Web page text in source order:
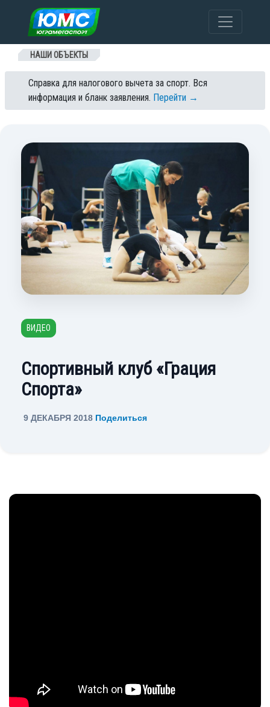
Перейти к содержанию
НАШИ ОБЪЕКТЫ
Справка для налогового вычета за спорт. Вся
информация и бланк заявления. Перейти →
ВИДЕО
Спортивный клуб «Грация
Спорта»
9 ДЕКАБРЯ 2018 Поделиться